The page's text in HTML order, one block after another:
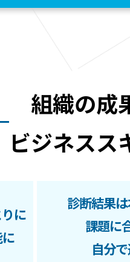
組織の成
ビジネスス
に
診断結果
課題に
自分